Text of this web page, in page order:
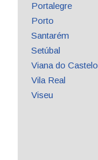
Portalegre
Porto
Santarém
Setúbal
Viana do Castelo
Vila Real
Viseu